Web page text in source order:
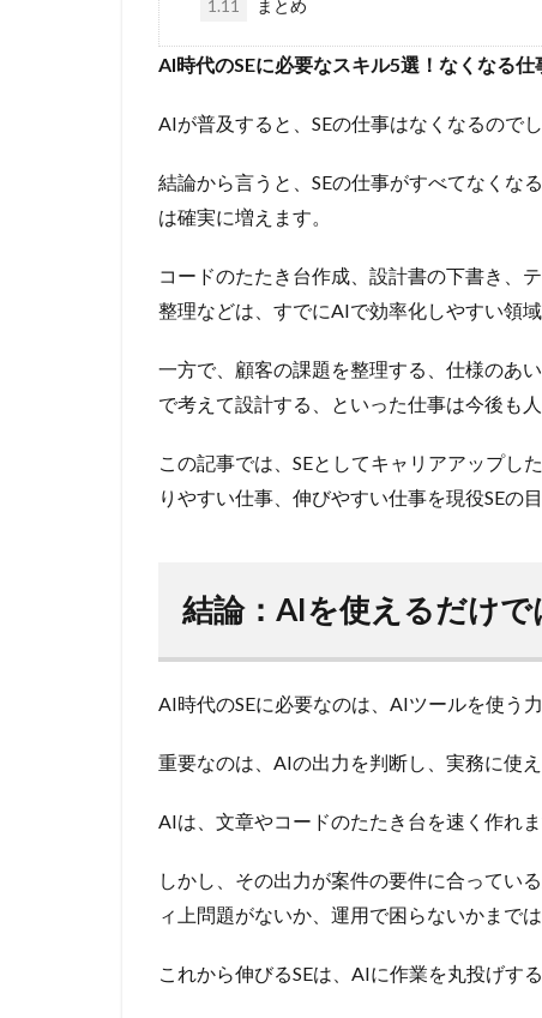
1.11 まとめ
AI時代のSEに必要なスキル5選！なくなる
AIが普及すると、SEの仕事はなくなるのでし
結論から言うと、SEの仕事がすべてなくな
は確実に増えます。
コードのたたき台作成、設計書の下書き、
整理などは、すでにAIで効率化しやすい領域
一方で、顧客の課題を整理する、仕様のあ
で考えて設計する、といった仕事は今後も
この記事では、SEとしてキャリアアップ
りやすい仕事、伸びやすい仕事を現役SEの
結論：AIを使えるだけ
AI時代のSEに必要なのは、AIツールを使う
重要なのは、AIの出力を判断し、実務に使え
AIは、文章やコードのたたき台を速く作れま
しかし、その出力が案件の要件に合ってい
ィ上問題がないか、運用で困らないかまで
これから伸びるSEは、AIに作業を丸投げす